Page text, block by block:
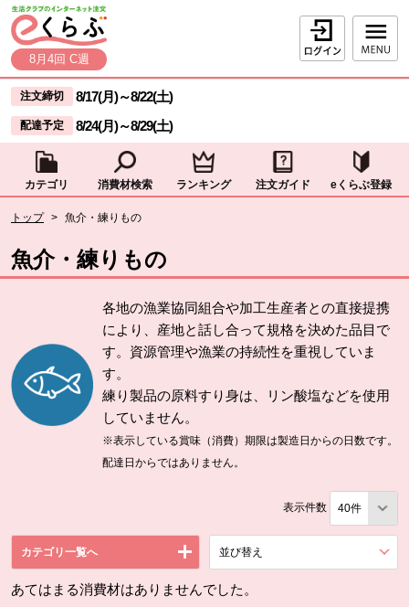
ページの先頭です。
本文へジャンプする。
8月4回 C週
ログイン
ここからサイト内共通メニューです。
サイト内共通メニューをスキップする
注文締切 8/17(月)～8/22(土)
配達予定 8/24(月)～8/29(土)
カテゴリ 消費材検索 ランキング 注文ガイド eくらぶ登録
トップ > 魚介・練りもの
魚介・練りもの
各地の漁業協同組合や加工生産者との直接提携
により、産地と話し合って規格を決めた品目で
す。資源管理や漁業の持続性を重視していま
す。
練り製品の原料すり身は、リン酸塩などを使用
していません。
※表示している賞味（消費）期限は製造日からの日数です。
配達日からではありません。
表示件数
カテゴリ一覧へ 並び替え
あてはまる消費材はありませんでした。